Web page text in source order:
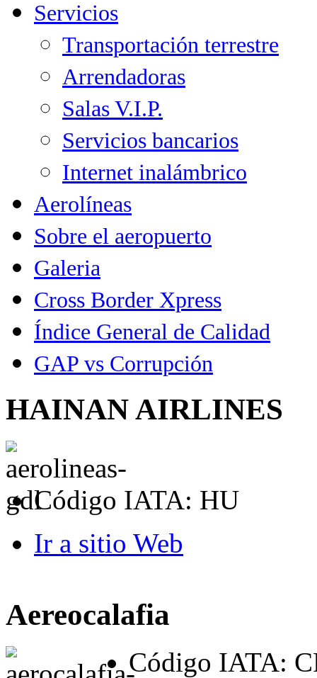
Servicios
Transportación terrestre
Arrendadoras
Salas V.I.P.
Servicios bancarios
Internet inalámbrico
Aerolíneas
Sobre el aeropuerto
Galeria
Cross Border Xpress
Índice General de Calidad
GAP vs Corrupción
HAINAN AIRLINES
Código IATA: HU
Ir a sitio Web
Aereocalafia
Código IATA: